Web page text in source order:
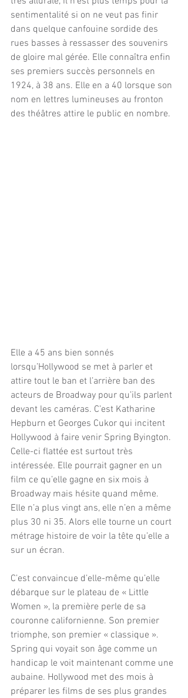
sentimentalité si on ne veut pas finir
dans quelque canfouine sordide des
rues basses à ressasser des souvenirs
de gloire mal gérée. Elle connaîtra enfin
ses premiers succès personnels en
1924, à 38 ans. Elle en a 40 lorsque son
nom en lettres lumineuses au fronton
des théâtres attire le public en nombre.
Elle a 45 ans bien sonnés
lorsqu’Hollywood se met à parler et
attire tout le ban et l’arrière ban des
acteurs de Broadway pour qu’ils parlent
devant les caméras. C’est Katharine
Hepburn et Georges Cukor qui incitent
Hollywood à faire venir Spring Byington.
Celle-ci flattée est surtout très
intéressée. Elle pourrait gagner en un
film ce qu’elle gagne en six mois à
Broadway mais hésite quand même.
Elle n’a plus vingt ans, elle n’en a même
plus 30 ni 35. Alors elle tourne un court
métrage histoire de voir la tête qu’elle a
sur un écran.
C’est convaincue d’elle-même qu’elle
débarque sur le plateau de « Little
Women », la première perle de sa
couronne californienne. Son premier
triomphe, son premier « classique ».
Spring qui voyait son âge comme un
handicap le voit maintenant comme une
aubaine. Hollywood met des mois à
préparer les films de ses plus grandes